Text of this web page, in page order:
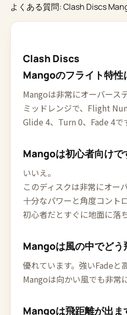
よくある質問: Clash Discs
Clash Discs
Mangoのフライト特性
Mangoは非常にオーバース
ミッドレンジで、Flight
Glide 4、Turn 0、Fade 4で
Mangoは初心者向けで
いいえ。
このディスクは非常にオー
十分なパワーと角度コント
初心者だとすぐに地面に落
Mangoは風の中でどう
優れています。強いFadeと
Mangoは向かい風でも非常
Mangoは飛距離が出ま